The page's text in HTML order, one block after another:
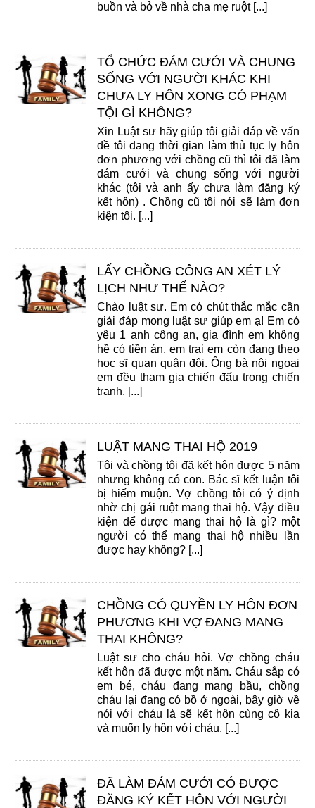
buồn và bỏ về nhà cha mẹ ruột [...]
TỔ CHỨC ĐÁM CƯỚI VÀ CHUNG
SỐNG VỚI NGƯỜI KHÁC KHI
CHƯA LY HÔN XONG CÓ PHẠM
TỘI GÌ KHÔNG?
Xin Luật sư hãy giúp tôi giải đáp về vấn
đề tôi đang thời gian làm thủ tục ly hôn
đơn phương với chồng cũ thì tôi đã làm
đám cưới và chung sống với người
khác (tôi và anh ấy chưa làm đăng ký
kết hôn) . Chồng cũ tôi nói sẽ làm đơn
kiện tôi. [...]
LẤY CHỒNG CÔNG AN XÉT LÝ
LỊCH NHƯ THẾ NÀO?
Chào luật sư. Em có chút thắc mắc cần
giải đáp mong luật sư giúp em ạ! Em có
yêu 1 anh công an, gia đình em không
hề có tiền án, em trai em còn đang theo
học sĩ quan quân đội. Ông bà nội ngoại
em đều tham gia chiến đấu trong chiến
tranh. [...]
LUẬT MANG THAI HỘ 2019
Tôi và chồng tôi đã kết hôn được 5 năm
nhưng không có con. Bác sĩ kết luận tôi
bị hiếm muộn. Vợ chồng tôi có ý định
nhờ chị gái ruột mang thai hộ. Vậy điều
kiện để được mang thai hộ là gì? một
người có thể mang thai hộ nhiều lần
được hay không? [...]
CHỒNG CÓ QUYỀN LY HÔN ĐƠN
PHƯƠNG KHI VỢ ĐANG MANG
THAI KHÔNG?
Luật sư cho cháu hỏi. Vợ chồng cháu
kết hôn đã được một năm. Cháu sắp có
em bé, cháu đang mang bầu, chồng
cháu lại đang có bồ ở ngoài, bây giờ về
nói với cháu là sẽ kết hôn cùng cô kia
và muốn ly hôn với cháu. [...]
ĐÃ LÀM ĐÁM CƯỚI CÓ ĐƯỢC
ĐĂNG KÝ KẾT HÔN VỚI NGƯỜI